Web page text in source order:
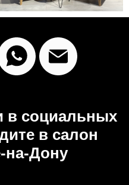
в социальных
в салон
на-Дону